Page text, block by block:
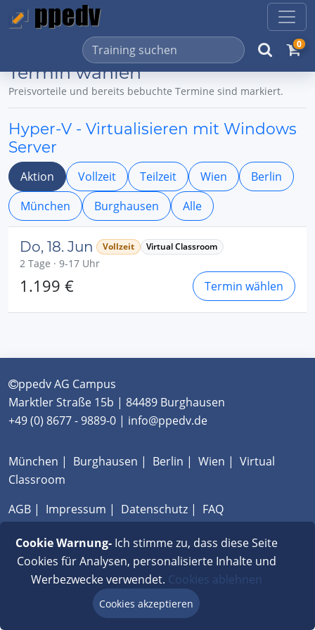
0
Termin wählen
Preisvorteile und bereits bebuchte Termine sind markiert.
Hyper-V - Virtualisieren mit Windows
Server
Aktion Vollzeit Teilzeit Wien
Berlin
München
Burghausen Alle
Do, 18. Jun Vollzeit Virtual Classroom
2 Tage · 9-17 Uhr
1.199 € Termin wählen
ppedv AG Campus
Marktler Straße 15b | 84489 Burghausen
+49 (0) 8677 - 9889-0 | info@ppedv.de
München | Burghausen | Berlin | Wien | Virtual
Classroom
AGB | Impressum | Datenschutz | FAQ
Cookie Warnung-Ich stimme zu, dass diese Seite
Cookies für Analysen, personalisierte Inhalte und
Werbezwecke verwendet. Cookies ablehnen
Cookies akzeptieren